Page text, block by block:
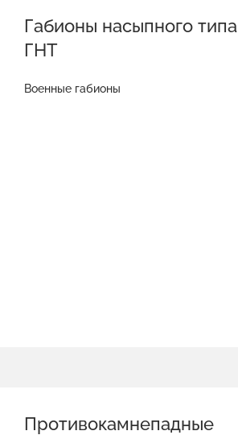
Габионы насыпного типа
ГНТ
Военные габионы
Противокамнепадные